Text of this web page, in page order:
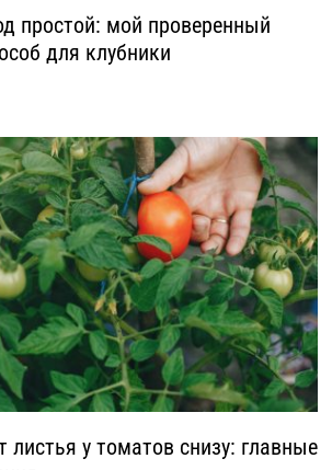
простой: мой проверенный
для клубники
листья у томатов снизу: главные